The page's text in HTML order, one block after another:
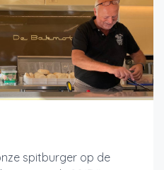
spitburger op de